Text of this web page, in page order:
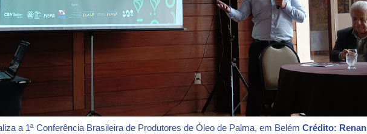
a 1ª Conferência Brasileira de Produtores de Óleo de Palma, em BelémCrédito: Renan